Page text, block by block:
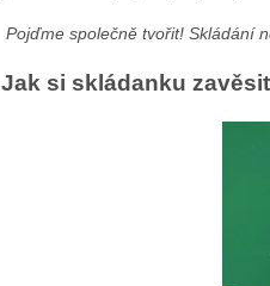
Pojďme společně tvořit! Skládání
Jak si skládanku